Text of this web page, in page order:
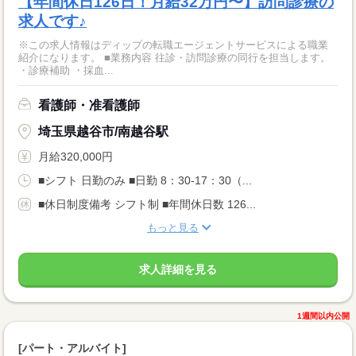
求人です♪
※この求人情報はディップの転職エージェントサービスによる職業
紹介になります。 ■業務内容 往診・訪問診療の同行を担当します。
・診療補助 ・採血...
看護師・准看護師
埼玉県越谷市/南越谷駅
月給320,000円
■シフト 日勤のみ ■日勤 8：30-17：30（...
■休日制度備考 シフト制 ■年間休日数 126...
もっと見る
求人詳細を見る
1週間以内公開
[パート・アルバイト]